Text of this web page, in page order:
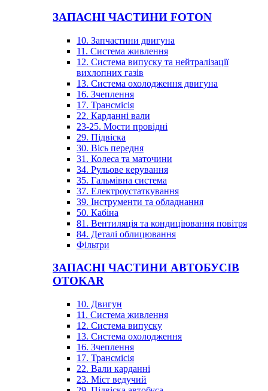
ЗАПАСНІ ЧАСТИНИ FOTON
10. Запчастини двигуна
11. Система живлення
12. Система випуску та нейтралізації
вихлопних газів
13. Система охолодження двигуна
16. Зчеплення
17. Трансмісія
22. Карданні вали
23-25. Мости провідні
29. Підвіска
30. Вісь передня
31. Колеса та маточини
34. Рульове керування
35. Гальмівна система
37. Електроустаткування
39. Інструменти та обладнання
50. Кабіна
81. Вентиляція та кондиціювання повітря
84. Деталі облицювання
Фільтри
ЗАПАСНІ ЧАСТИНИ АВТОБУСІВ
OTOKAR
10. Двигун
11. Система живлення
12. Система випуску
13. Система охолодження
16. Зчеплення
17. Трансмісія
22. Вали карданні
23. Міст ведучий